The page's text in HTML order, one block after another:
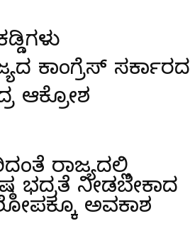
ಕಾಂಗ್ರೆಸ್ ಸರ್ಕಾರದ
ಆಕ್ರೋಶ
ರಾಜ್ಯದಲ್ಲಿ
ಭದ್ರತೆ ನೀಡಬೇಕಾದ
ಅವಕಾಶ